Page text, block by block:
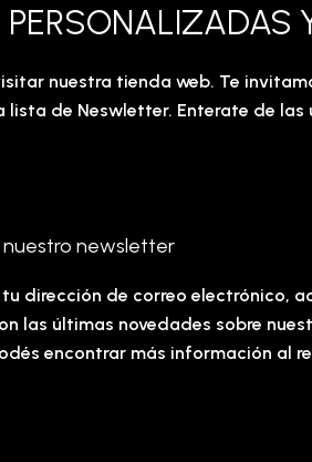
PERSONALIZADAS
nuestra tienda web. Te
lista de Neswletter. Enterate de
nuestro newsletter
dirección de correo electrónico,
las últimas novedades sobre
encontrar más información al